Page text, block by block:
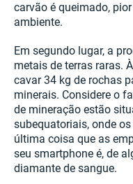
carvão é queimado,
ambiente.
Em segundo lugar, a
metais de terras raras.
cavar 34 kg de rochas
minerais. Considere o
de mineração estão
subequatoriais, onde
última coisa que as
seu smartphone é, de
diamante de sangue.